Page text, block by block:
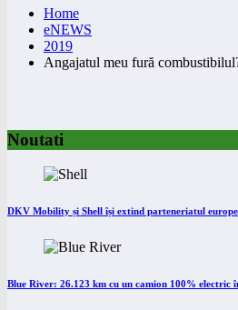
Home
eNEWS
2019
Angajatul meu fură
Noutati
DKV Mobility și Shell își extind parteneriatul
Blue River: 26.123 km cu un camion 100%